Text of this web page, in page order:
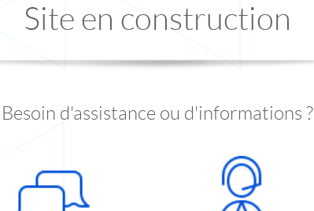
Site en construction
Besoin d'assistance ou d'informations ?